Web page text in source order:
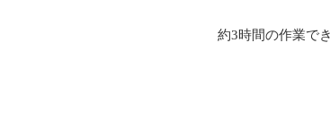
約3時間の作業で